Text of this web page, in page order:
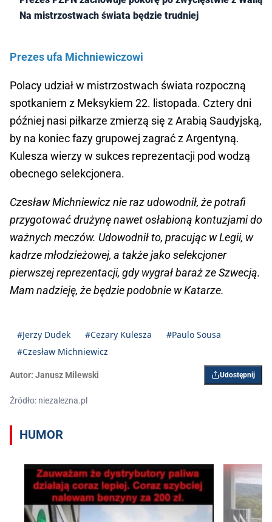
Na mistrzostwach świata będzie trudniej
Prezes ufa Michniewiczowi
Polacy udział w mistrzostwach świata rozpoczną
spotkaniem z Meksykiem 22. listopada. Cztery dni
później nasi piłkarze zmierzą się z Arabią Saudyjską,
by na koniec fazy grupowej zagrać z Argentyną.
Kulesza wierzy w sukces reprezentacji pod wodzą
obecnego selekcjonera.
Czesław Michniewicz nie raz udowodnił, że potrafi
przygotować drużynę nawet osłabioną kontuzjami do
ważnych meczów. Udowodnił to, pracując w Legii, w
kadrze młodzieżowej, a także jako selekcjoner
pierwszej reprezentacji, gdy wygrał baraż ze Szwecją.
Mam nadzieję, że będzie podobnie w Katarze.
#Jerzy Dudek #Cezary Kulesza
#Paulo Sousa
#Czesław Michniewicz
Autor: Janusz Milewski Udostępnij
Źródło: niezalezna.pl
HUMOR